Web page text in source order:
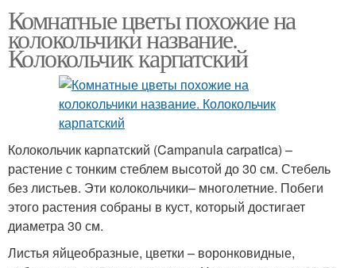
Комнатные цветы похожие на
колокольчики название.
Колокольчик карпатский
Колокольчик карпатский (Campanula carpatica) –
растение с тонким стеблем высотой до 30 см. Стебель
без листьев. Эти колокольчики– многолетние. Побеги
этого растения собраны в куст, который достигает
диаметра 30 см.
Листья яйцеобразные, цветки – воронковидные,